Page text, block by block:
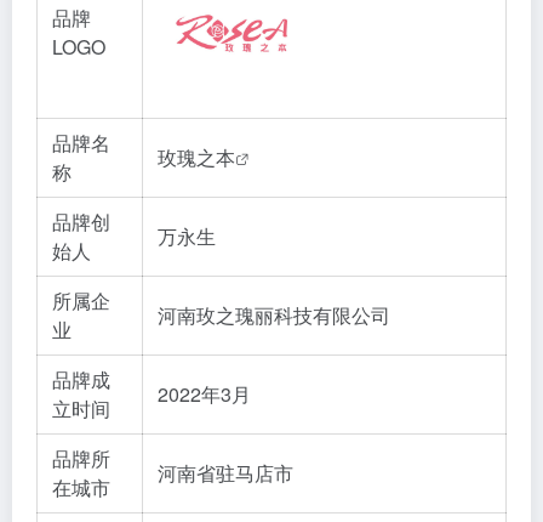
品牌
LOGO
品牌名
称
玫瑰之本
品牌创
始人
万永生
所属企
业
河南玫之瑰丽科技有限公司
品牌成
立时间
2022年3月
品牌所
在城市
河南省驻马店市